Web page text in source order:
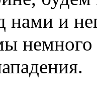
нами и